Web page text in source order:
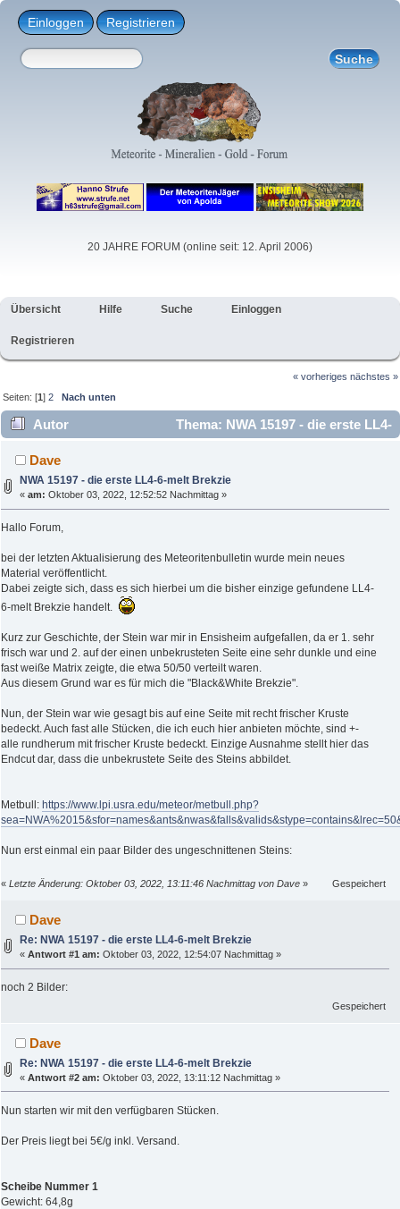
Einloggen Registrieren
20 JAHRE FORUM (online seit: 12. April 2006)
Übersicht Hilfe Suche Einloggen
Registrieren
« vorheriges nächstes »
Seiten: [1]2 Nach unten
Autor
Thema: NWA 15197 - die erste LL4-
6-melt Brekzie (Gelesen 7123 mal)
Dave
NWA 15197 - die erste LL4-6-melt Brekzie
«am: Oktober 03, 2022, 12:52:52 Nachmittag »
Hallo Forum,
bei der letzten Aktualisierung des Meteoritenbulletin wurde mein neues
Material veröffentlicht.
Dabei zeigte sich, dass es sich hierbei um die bisher einzige gefundene LL4-
6-melt Brekzie handelt.
Kurz zur Geschichte, der Stein war mir in Ensisheim aufgefallen, da er 1. sehr
frisch war und 2. auf der einen unbekrusteten Seite eine sehr dunkle und eine
fast weiße Matrix zeigte, die etwa 50/50 verteilt waren.
Aus diesem Grund war es für mich die "Black&White Brekzie".
Nun, der Stein war wie gesagt bis auf eine Seite mit recht frischer Kruste
bedeckt. Auch fast alle Stücken, die ich euch hier anbieten möchte, sind +-
alle rundherum mit frischer Kruste bedeckt. Einzige Ausnahme stellt hier das
Endcut dar, dass die unbekrustete Seite des Steins abbildet.
Metbull: https://www.lpi.usra.edu/meteor/metbull.php?
Nun erst einmal ein paar Bilder des ungeschnittenen Steins:
« Letzte Änderung: Oktober 03, 2022, 13:11:46 Nachmittag von Dave » Gespeichert
Dave
Re: NWA 15197 - die erste LL4-6-melt Brekzie
«Antwort #1 am: Oktober 03, 2022, 12:54:07 Nachmittag »
noch 2 Bilder:
Gespeichert
Dave
Re: NWA 15197 - die erste LL4-6-melt Brekzie
«Antwort #2 am: Oktober 03, 2022, 13:11:12 Nachmittag »
Nun starten wir mit den verfügbaren Stücken.
Der Preis liegt bei 5€/g inkl. Versand.
Scheibe Nummer 1
Gewicht: 64,8g